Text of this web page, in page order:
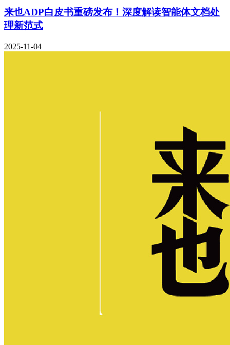
来也ADP白皮书重磅发布！深度解读智能体文档处
理新范式
2025-11-04